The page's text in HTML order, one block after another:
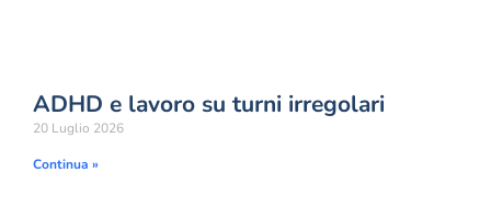
ADHD e lavoro su turni irregolari
20 Luglio 2026
Continua »